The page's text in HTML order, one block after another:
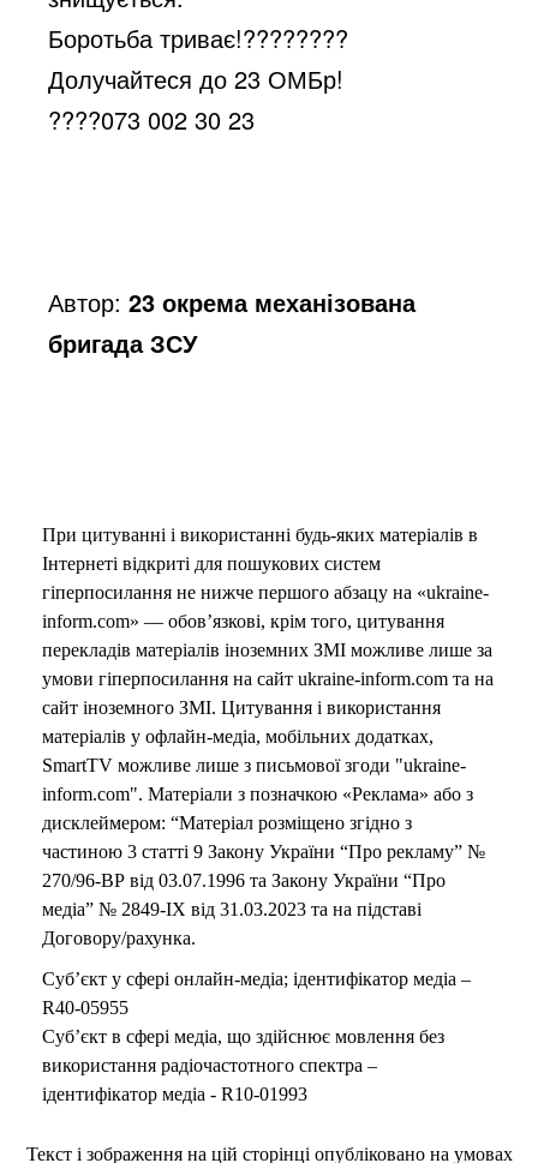
e
Боротьба триває!????????
Долучайтеся до 23 ОМБр!
????073 002 30 23
Автор:23 окрема механізована
бригада ЗСУ
При цитуванні і використанні будь-яких матеріалів в
Інтернеті відкриті для пошукових систем
гіперпосилання не нижче першого абзацу на «ukraine-
inform.com» — обов’язкові, крім того, цитування
перекладів матеріалів іноземних ЗМІ можливе лише за
умови гіперпосилання на сайт ukraine-inform.com та на
сайт іноземного ЗМІ. Цитування і використання
матеріалів у офлайн-медіа, мобільних додатках,
SmartTV можливе лише з письмової згоди "ukraine-
inform.com". Матеріали з позначкою «Реклама» або з
дисклеймером: “Матеріал розміщено згідно з
частиною 3 статті 9 Закону України “Про рекламу” №
270/96-ВР від 03.07.1996 та Закону України “Про
медіа” № 2849-IX від 31.03.2023 та на підставі
Договору/рахунка.
Суб’єкт у сфері онлайн-медіа; ідентифікатор медіа –
R40-05955
Суб’єкт в сфері медіа, що здійснює мовлення без
використання радіочастотного спектра –
ідентифікатор медіа - R10-01993
Текст і зображення на цій сторінці опубліковано на умовах